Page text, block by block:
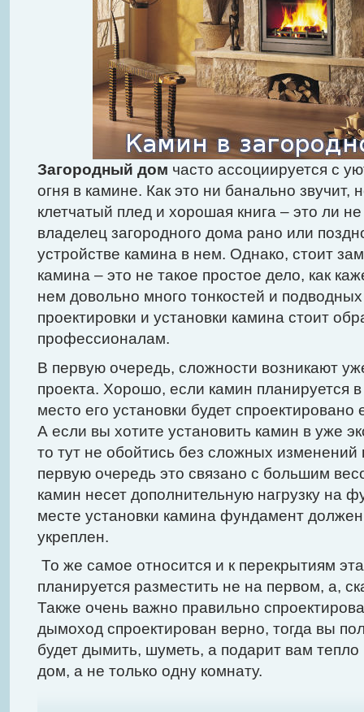
Загородный дом часто ассоциируется с
огня в камине. Как это ни банально звучит,
клетчатый плед и хорошая книга – это ли
владелец загородного дома рано или
устройстве камина в нем. Однако, стоит
камина – это не такое простое дело, как
нем довольно много тонкостей и
проектировки и установки камина стоит
профессионалам.
В первую очередь, сложности возникают
проекта. Хорошо, если камин планируется
место его установки будет
А если вы хотите установить камин в уже
то тут не обойтись без сложных изменений
первую очередь это связано с большим
камин несет дополнительную нагрузку на
месте установки камина фундамент
укреплен.
То же самое относится и к перекрытиям
планируется разместить не на первом, а,
Также очень важно правильно
дымоход спроектирован верно, тогда вы
будет дымить, шуметь, а подарит вам
дом, а не только одну комнату.